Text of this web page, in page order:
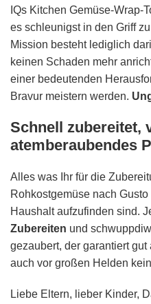
IQs Kitchen Gemüse-Wrap-
es schleunigst in den Griff
Mission besteht lediglich
keinen Schaden mehr
einer bedeutenden
Bravur meistern werden.
Schnell zubereitet,
atemberaubendes
Alles was Ihr für die
Rohkostgemüse nach
Haushalt aufzufinden sind.
Zubereiten und
gezaubert, der garantiert
auch vor großen Helden
Liebe Eltern, lieber Kinder,